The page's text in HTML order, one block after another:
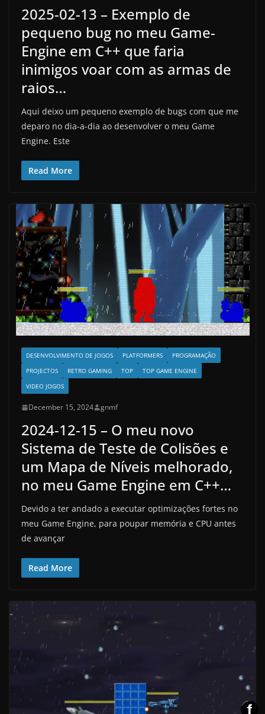
2025-02-13 – Exemplo de
pequeno bug no meu Game-
Engine em C++ que faria
inimigos voar com as armas de
raios…
Aqui deixo um pequeno exemplo de bugs com que me
deparo no dia-a-dia ao desenvolver o meu Game
Engine. Este
Read More
DESENVOLVIMENTO DE JOGOS PLATFORMERS
PROGRAMAÇÃO
PROJECTOS
RETRO GAMING TOP
TOP GAME ENGINE
VIDEO JOGOS
December 15, 2024 gnmf
2024-12-15 – O meu novo
Sistema de Teste de Colisões e
um Mapa de Níveis melhorado,
no meu Game Engine em C++…
Devido a ter andado a executar optimizações fortes no
meu Game Engine, para poupar memória e CPU antes
de avançar
Read More